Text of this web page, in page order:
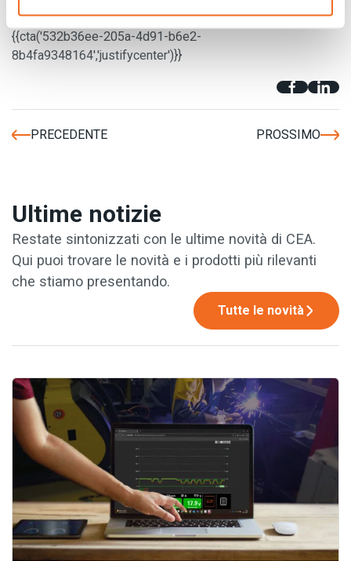
{{cta('532b36ee-205a-4d91-b6e2-
8b4fa9348164','justifycenter')}}
PRECEDENTE PROSSIMO
Ultime notizie
Restate sintonizzati con le ultime novità di CEA.
Qui puoi trovare le novità e i prodotti più rilevanti
che stiamo presentando.
Tutte le novità